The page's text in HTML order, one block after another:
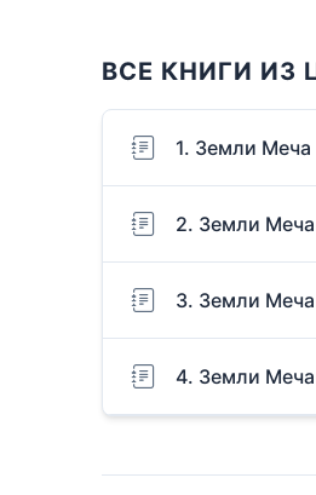
ВСЕ КНИГИ ИЗ
1. Земли
2. Земли
3. Земли
4. Земли